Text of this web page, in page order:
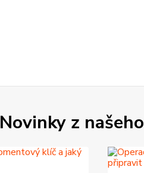
Novinky z